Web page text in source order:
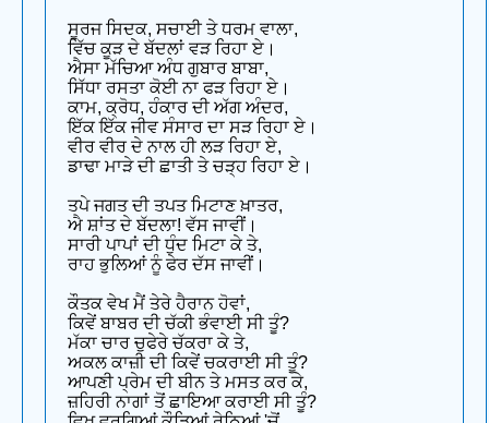
ਸੂਰਜ ਸਿਦਕ, ਸਚਾਈ ਤੇ ਧਰਮ ਵਾਲਾ,
ਵਿੱਚ ਕੂੜ ਦੇ ਬੱਦਲਾਂ ਵੜ ਰਿਹਾ ਏ।
ਐਸਾ ਮੱਚਿਆ ਅੰਧ ਗੁਬਾਰ ਬਾਬਾ,
ਸਿੱਧਾ ਰਸਤਾ ਕੋਈ ਨਾ ਫੜ ਰਿਹਾ ਏ।
ਕਾਮ, ਕ੍ਰੋਧ, ਹੰਕਾਰ ਦੀ ਅੱਗ ਅੰਦਰ,
ਇੱਕ ਇੱਕ ਜੀਵ ਸੰਸਾਰ ਦਾ ਸੜ ਰਿਹਾ ਏ।
ਵੀਰ ਵੀਰ ਦੇ ਨਾਲ ਹੀ ਲੜ ਰਿਹਾ ਏ,
ਡਾਢਾ ਮਾੜੇ ਦੀ ਛਾਤੀ ਤੇ ਚੜ੍ਹ ਰਿਹਾ ਏ।
ਤਪੇ ਜਗਤ ਦੀ ਤਪਤ ਮਿਟਾਣ ਖ਼ਾਤਰ,
ਐ ਸ਼ਾਂਤ ਦੇ ਬੱਦਲਾ! ਵੱਸ ਜਾਵੀਂ।
ਸਾਰੀ ਪਾਪਾਂ ਦੀ ਧੁੰਦ ਮਿਟਾ ਕੇ ਤੇ,
ਰਾਹ ਭੁਲਿਆਂ ਨੂੰ ਫੇਰ ਦੱਸ ਜਾਵੀਂ।
ਕੌਤਕ ਵੇਖ ਮੈਂ ਤੇਰੇ ਹੈਰਾਨ ਹੋਵਾਂ,
ਕਿਵੇਂ ਬਾਬਰ ਦੀ ਚੱਕੀ ਭੰਵਾਈ ਸੀ ਤੂੰ?
ਮੱਕਾ ਚਾਰ ਚੁਫੇਰੇ ਚੱਕਰਾ ਕੇ ਤੇ,
ਅਕਲ ਕਾਜ਼ੀ ਦੀ ਕਿਵੇਂ ਚਕਰਾਈ ਸੀ ਤੂੰ?
ਆਪਣੀ ਪ੍ਰੇਮ ਦੀ ਬੀਨ ਤੇ ਮਸਤ ਕਰ ਕੇ,
ਜ਼ਹਿਰੀ ਨਾਗਾਂ ਤੋਂ ਛਾਇਆ ਕਰਾਈ ਸੀ ਤੂੰ?